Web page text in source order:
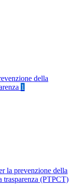
della
1
la prevenzione della
trasparenza (PTPCT)